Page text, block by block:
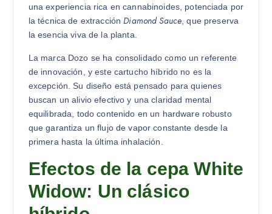
una experiencia rica en cannabinoides, potenciada por
la técnica de extracciónDiamond Sauce, que preserva
la esencia viva de la planta.
La marca Dozo se ha consolidado como un referente
de innovación, y este cartucho híbrido no es la
excepción. Su diseño está pensado para quienes
buscan un alivio efectivo y una claridad mental
equilibrada, todo contenido en un hardware robusto
que garantiza un flujo de vapor constante desde la
primera hasta la última inhalación.
Efectos de la cepa White
Widow: Un clásico